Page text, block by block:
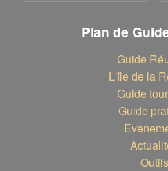
Plan de
Guide
L'île de la
Guide
Guide
Outils